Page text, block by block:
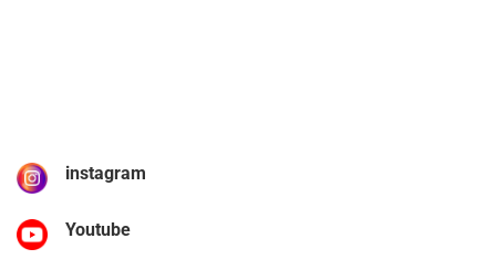
instagram
Youtube